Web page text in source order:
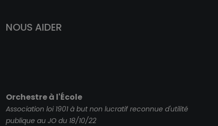
NOUS AIDER
Orchestre à l'École
Association loi 1901 à but non lucratif reconnue d'utilité
publique au JO du 18/10/22